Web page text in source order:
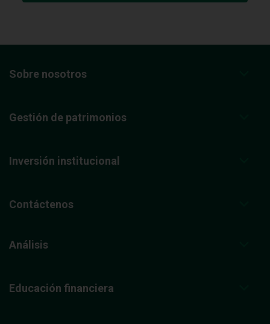
Sobre nosotros
Gestión de patrimonios
Inversión institucional
Contáctenos
Análisis
Educación financiera